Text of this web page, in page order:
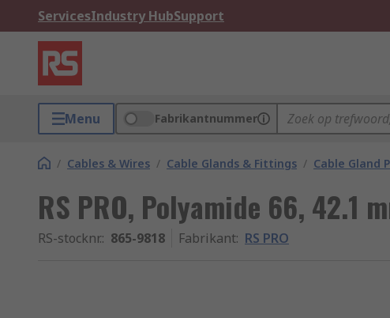
ServicesIndustry HubSupport
Menu Fabrikantnummer
/ Cables & Wires / Cable Glands & Fittings / Cable Gland
RS PRO, Polyamide 66, 42.1
RS-stocknr.: 865-9818 Fabrikant: RS PRO